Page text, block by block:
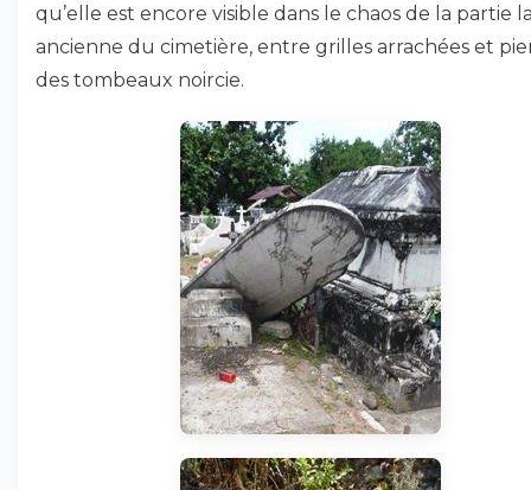
qu’elle est encore visible dans le chaos de la partie
ancienne du cimetière, entre grilles arrachées et
des tombeaux noircie.